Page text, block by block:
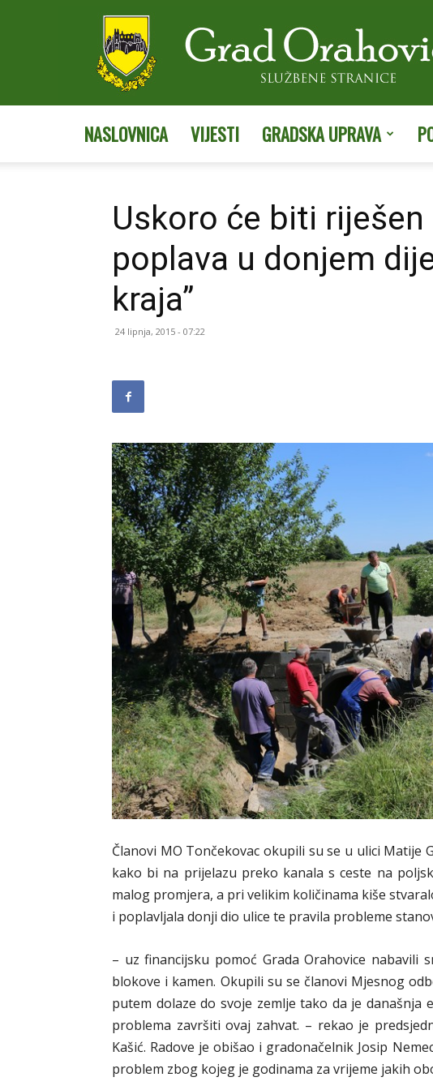
NASLOVNICA VIJESTI GRADSKA UPRAVA
Uskoro će biti
poplava u donjem
kraja”
24 lipnja, 2015 - 07:22
Članovi MO Tončekovac okupili su se u ulici Matije
kako bi na prijelazu preko kanala s ceste na
malog promjera, a pri velikim količinama kiše
i poplavljala donji dio ulice te pravila probleme
– uz financijsku pomoć Grada Orahovice nabavili
blokove i kamen. Okupili su se članovi Mjesnog
putem dolaze do svoje zemlje tako da je današnja
problema završiti ovaj zahvat. – rekao je
Kašić. Radove je obišao i gradonačelnik Josip
problem zbog kojeg je godinama za vrijeme jakih